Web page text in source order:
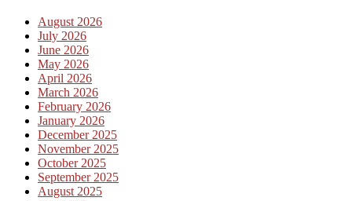
August 2026
July 2026
June 2026
May 2026
April 2026
March 2026
February 2026
January 2026
December 2025
November 2025
October 2025
September 2025
August 2025